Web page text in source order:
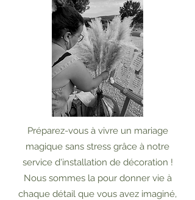
Préparez-vous à vivre un mariage
magique sans stress grâce à notre
service d'installation de décoration !
Nous sommes la pour donner vie à
chaque détail que vous avez imaginé,